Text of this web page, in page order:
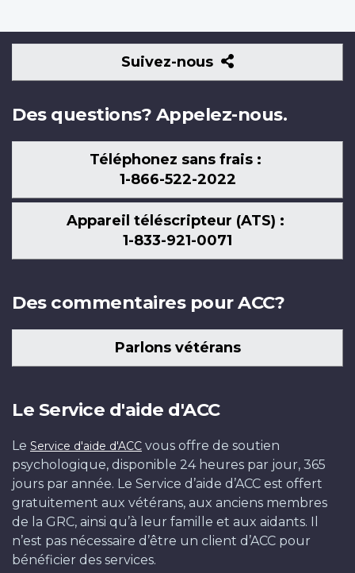
Suivez-nous
Suivez-
nous
Des questions? Appelez-nous.
Téléphonez sans frais :
1-866-522-2022
Appareil téléscripteur (ATS) :
1-833-921-0071
Des commentaires pour ACC?
Parlons vétérans
Le Service d'aide d'ACC
Le Service d'aide d'ACC vous offre de soutien
psychologique, disponible 24 heures par jour, 365
jours par année. Le Service d’aide d’ACC est offert
gratuitement aux vétérans, aux anciens membres
de la GRC, ainsi qu’à leur famille et aux aidants. Il
n’est pas nécessaire d’être un client d’ACC pour
bénéficier des services.